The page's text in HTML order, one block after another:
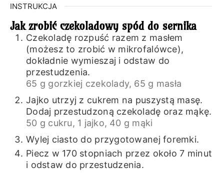
INSTRUKCJA
Jak zrobić czekoladowy spód do sernika
Czekoladę rozpuść razem z masłem
(możesz to zrobić w mikrofalówce),
dokładnie wymieszaj i odstaw do
przestudzenia.
65 g gorzkiej czekolady, 65 g masła
Jajko utrzyj z cukrem na puszystą masę.
Dodaj przestudzoną czekoladę oraz mąkę.
50 g cukru, 1 jajko, 40 g mąki
Wylej ciasto do przygotowanej foremki.
Piecz w 170 stopniach przez około 7 minut
i odstaw do przestudzenia.